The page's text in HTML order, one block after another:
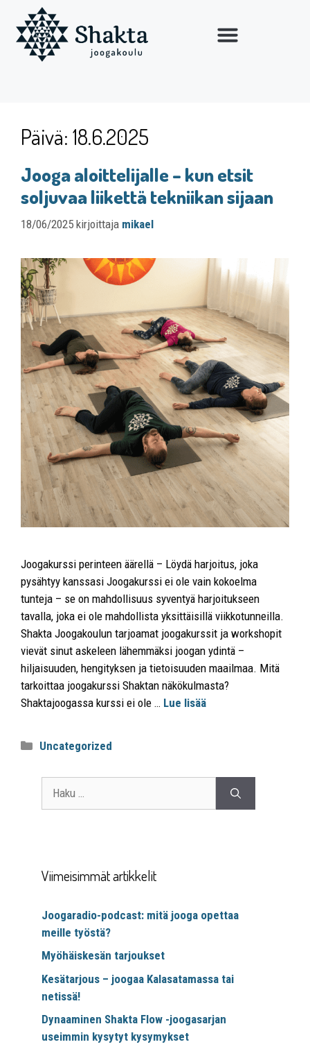
Päivä: 18.6.2025
Jooga aloittelijalle – kun etsit
soljuvaa liikettä tekniikan sijaan
18/06/2025 kirjoittaja mikael
Joogakurssi perinteen äärellä – Löydä harjoitus, joka
pysähtyy kanssasi Joogakurssi ei ole vain kokoelma
tunteja – se on mahdollisuus syventyä harjoitukseen
tavalla, joka ei ole mahdollista yksittäisillä viikkotunneilla.
Shakta Joogakoulun tarjoamat joogakurssit ja workshopit
vievät sinut askeleen lähemmäksi joogan ydintä –
hiljaisuuden, hengityksen ja tietoisuuden maailmaa. Mitä
tarkoittaa joogakurssi Shaktan näkökulmasta?
Shaktajoogassa kurssi ei ole … Lue lisää
Uncategorized
Viimeisimmät artikkelit
Joogaradio-podcast: mitä jooga opettaa
meille työstä?
Myöhäiskesän tarjoukset
Kesätarjous – joogaa Kalasatamassa tai
netissä!
Dynaaminen Shakta Flow -joogasarjan
useimmin kysytyt kysymykset